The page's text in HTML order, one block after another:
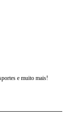
e muito mais!